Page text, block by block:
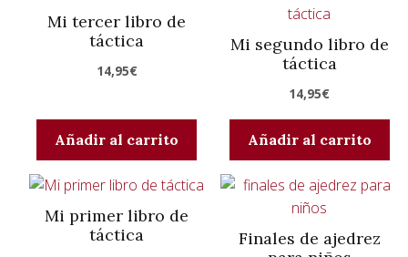
Mi tercer libro de
táctica
14,95€
Añadir al carrito
Mi segundo libro de
táctica
14,95€
Añadir al carrito
Mi primer libro de
táctica
Finales de ajedrez